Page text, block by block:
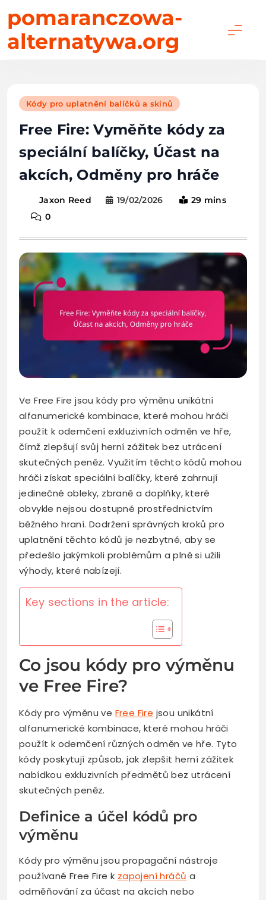
content
pomaranczowa-
alternatywa.org
Kódy pro uplatnění balíčků a skinů
Free Fire: Vyměňte kódy za
speciální balíčky, Účast na
akcích, Odměny pro hráče
Jaxon Reed 19/02/2026
29 mins
0
Ve Free Fire jsou kódy pro výměnu unikátní
alfanumerické kombinace, které mohou hráči
použít k odemčení exkluzivních odměn ve hře,
čímž zlepšují svůj herní zážitek bez utrácení
skutečných peněz. Využitím těchto kódů mohou
hráči získat speciální balíčky, které zahrnují
jedinečné obleky, zbraně a doplňky, které
obvykle nejsou dostupné prostřednictvím
běžného hraní. Dodržení správných kroků pro
uplatnění těchto kódů je nezbytné, aby se
předešlo jakýmkoli problémům a plně si užili
výhody, které nabízejí.
Key sections in the article:
Co jsou kódy pro výměnu
ve Free Fire?
Kódy pro výměnu ve Free Fire jsou unikátní
alfanumerické kombinace, které mohou hráči
použít k odemčení různých odměn ve hře. Tyto
kódy poskytují způsob, jak zlepšit herní zážitek
nabídkou exkluzivních předmětů bez utrácení
skutečných peněz.
Definice a účel kódů pro
výměnu
Kódy pro výměnu jsou propagační nástroje
používané Free Fire k zapojení hráčů a
odměňování za účast na akcích nebo